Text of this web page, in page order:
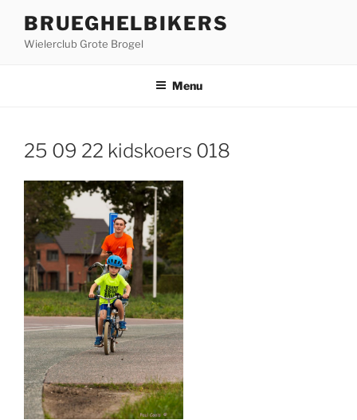
BRUEGHELBIKERS
Wielerclub Grote Brogel
Menu
25 09 22 kidskoers 018